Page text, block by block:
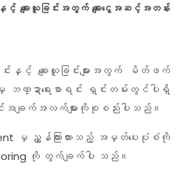
းနှင့် ချေးယူခြင်းအတွက် ချေးငွေအဆင့်အတန်း
င်းနှင့် ချေးယူခြင်းများအတွက် မိတ်ဖက်
ဏ္ဍာရေးစာရင်း ရှင်းတမ်းတွင်ပါရှိ
င်းအချက်အလက်များကိုစုစည်းပါသည်။
မှ ညွှန်ကြားထားသည့် အမှတ်ပေးပုံစံကို
ကို တွက်ချက်ပါ သည်။